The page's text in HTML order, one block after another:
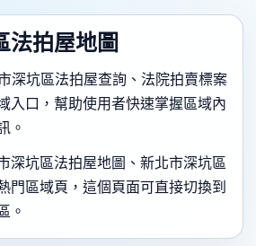
法拍屋地圖
深坑區法拍屋查詢、法院拍賣標案
入口，幫助使用者快速掌握區域內
。
深坑區法拍屋地圖、新北市深坑區
門區域頁，這個頁面可直接切換到
。